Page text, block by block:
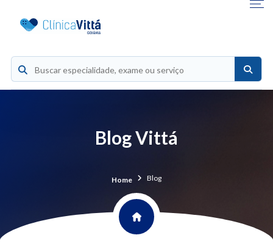
Blog Vittá
Home Blog